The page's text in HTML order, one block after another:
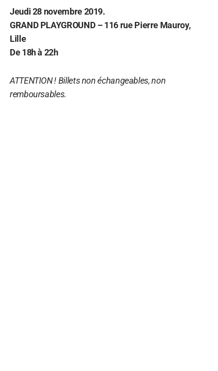
Jeudi 28 novembre 2019.
GRAND PLAYGROUND – 116 rue Pierre Mauroy,
Lille
De 18h à 22h
ATTENTION ! Billets non échangeables, non
remboursables.